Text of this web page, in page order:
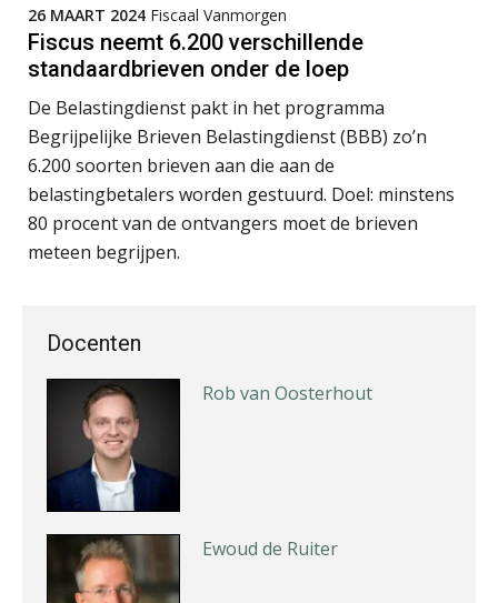
26 MAART 2024 Fiscaal Vanmorgen
Fiscus neemt 6.200 verschillende
standaardbrieven onder de loep
De Belastingdienst pakt in het programma
Begrijpelijke Brieven Belastingdienst (BBB) zo’n
6.200 soorten brieven aan die aan de
belastingbetalers worden gestuurd. Doel: minstens
80 procent van de ontvangers moet de brieven
meteen begrijpen.
Docenten
Ognjen Soldat
Almer de Beer
Rob van Oosterhout
Ewoud de Ruiter